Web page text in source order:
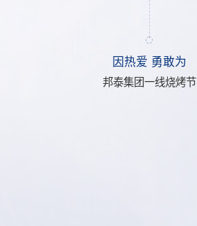
因热爱 勇敢为
邦泰集团一线烧烤节